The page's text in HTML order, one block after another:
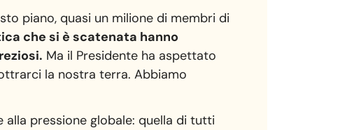
piano, quasi un milione di membri di
che si è scatenata hanno
Ma il Presidente ha aspettato
la nostra terra. Abbiamo
pressione globale: quella di tutti